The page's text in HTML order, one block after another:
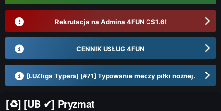
Rekrutacja na Admina 4FUN CS1.6!
CENNIK USŁUG 4FUN
[LUZliga Typera] [#71] Typowanie meczy piłki nożnej.
[♻] [UB ✔] Pryzmat